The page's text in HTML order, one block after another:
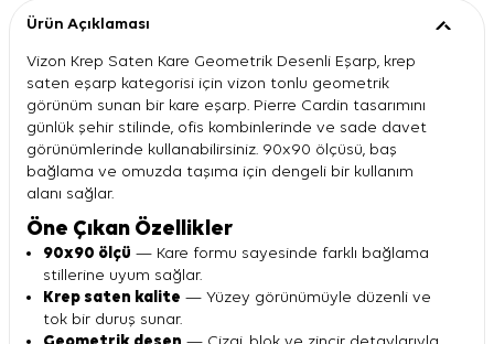
Ürün Açıklaması
Vizon Krep Saten Kare Geometrik Desenli Eşarp, krep
saten eşarp kategorisi için vizon tonlu geometrik
görünüm sunan bir kare eşarp. Pierre Cardin tasarımını
günlük şehir stilinde, ofis kombinlerinde ve sade davet
görünümlerinde kullanabilirsiniz. 90x90 ölçüsü, baş
bağlama ve omuzda taşıma için dengeli bir kullanım
alanı sağlar.
Öne Çıkan Özellikler
90x90 ölçü — Kare formu sayesinde farklı bağlama
stillerine uyum sağlar.
Krep saten kalite — Yüzey görünümüyle düzenli ve
tok bir duruş sunar.